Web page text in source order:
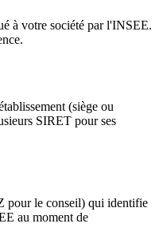
à votre société par l'INSEE.
(siège ou
SIRET pour ses
pour le conseil) qui identifie
au moment de